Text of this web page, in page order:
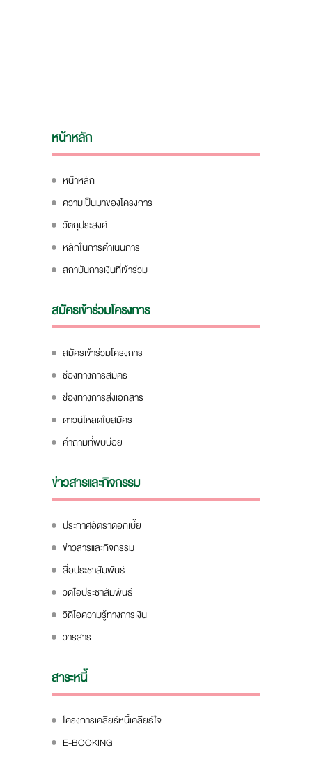
หน้าหลัก
หน้าหลัก
ความเป็นมาของโครงการ
วัตถุประสงค์
หลักในการดำเนินการ
สถาบันการเงินที่เข้าร่วม
สมัครเข้าร่วมโครงการ
สมัครเข้าร่วมโครงการ
ช่องทางการสมัคร
ช่องทางการส่งเอกสาร
ดาวน์โหลดใบสมัคร
คำถามที่พบบ่อย
ข่าวสารและกิจกรรม
ประกาศอัตราดอกเบี้ย
ข่าวสารและกิจกรรม
สื่อประชาสัมพันธ์
วิดีโอประชาสัมพันธ์
วิดีโอความรู้ทางการเงิน
วารสาร
สาระหนี้
โครงการเคลียร์หนี้เคลียร์ใจ
E-BOOKING